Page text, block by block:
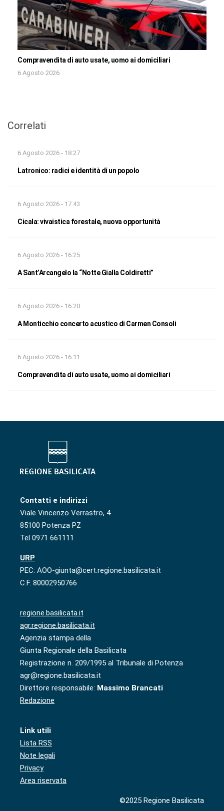
Compravendita di auto usate, uomo ai domiciliari
6 Agosto 2026
Correlati
6 Agosto 2026 - 18:27
Latronico: radici e identità di un popolo
6 Agosto 2026 - 17:43
Cicala: vivaistica forestale, nuova opportunità
6 Agosto 2026 - 16:25
A Sant’Arcangelo la “Notte Gialla Coldiretti”
6 Agosto 2026 - 16:20
A Monticchio concerto acustico di Carmen Consoli
6 Agosto 2026 - 16:11
Compravendita di auto usate, uomo ai domiciliari
Contatti e indirizzi
Viale Vincenzo Verrastro, 4
85100 Potenza PZ
Tel 0971 661111
URP
PEC: AOO-giunta@cert.regione.basilicata.it
C.F. 80002950766
regione.basilicata.it
agr.regione.basilicata.it
Agenzia stampa della
Giunta Regionale della Basilicata
Registrazione n. 209/1995 al Tribunale di Potenza
agr@regione.basilicata.it
Direttore responsabile: Massimo Brancati
Redazione
Link utili
Lista RSS
Note legali
Privacy
Area riservata
©2025 Regione Basilicata